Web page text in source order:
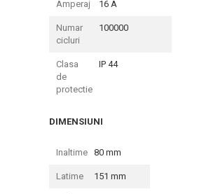
Amperaj 16 A
Numar
cicluri
100000
Clasa
de
protectie
IP 44
DIMENSIUNI
Inaltime 80 mm
Latime 151 mm